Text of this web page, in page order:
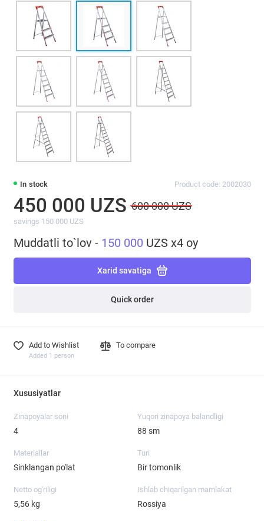
In stock Product code: 2002030
450 000 UZS 600 000 UZS
savings 150 000 UZS
Muddatli to`lov - 150 000 UZS x4 oy
Xarid savatiga
Quick order
Add to Wishlist
Added 1 person
To compare
Xususiyatlar
Zinapoyalar soni
4
Yuqori zinapoya balandligi
88 sm
Materiallar
Sinklangan po'lat
Turi
Bir tomonlik
Netto og'riligi
5,56 kg
Ishlab chiqarilgan mamlakat
Rossiya